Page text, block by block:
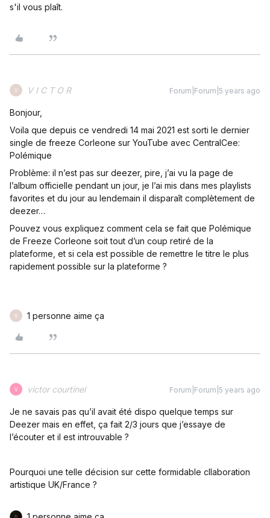
s'il vous plaît.
V V I C T O R Forum|Forum|5 years ago
Bonjour,
Voila que depuis ce vendredi 14 mai 2021 est sorti le dernier
single de freeze Corleone sur YouTube avec CentralCee:
Polémique
Problème: il n’est pas sur deezer, pire, j’ai vu la page de
l’album officielle pendant un jour, je l’ai mis dans mes playlists
favorites et du jour au lendemain il disparaît complètement de
deezer…
Pouvez vous expliquez comment cela se fait que Polémique
de Freeze Corleone soit tout d’un coup retiré de la
plateforme, et si cela est possible de remettre le titre le plus
rapidement possible sur la plateforme ?
V 1 personne aime ça
V victor courtinel Forum|Forum|5 years ago
Je ne savais pas qu’il avait été dispo quelque temps sur
Deezer mais en effet, ça fait 2/3 jours que j’essaye de
l’écouter et il est introuvable ?
Pourquoi une telle décision sur cette formidable cllaboration
artistique UK/France ?